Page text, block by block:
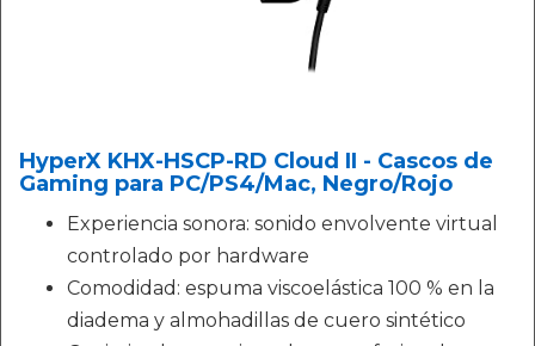
HyperX KHX-HSCP-RD Cloud II - Cascos de
Gaming para PC/PS4/Mac, Negro/Rojo
Experiencia sonora: sonido envolvente virtual
controlado por hardware
Comodidad: espuma viscoelástica 100 % en la
diadema y almohadillas de cuero sintético